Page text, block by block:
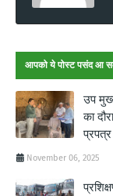
आपको ये पोस्ट पसंद आ
उप
का
November 06, 2025